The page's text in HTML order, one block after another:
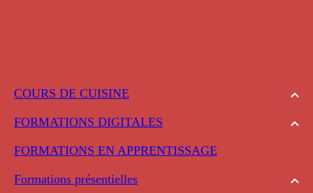
COURS DE CUISINE
FORMATIONS DIGITALES
FORMATIONS EN APPRENTISSAGE
Formations présentielles